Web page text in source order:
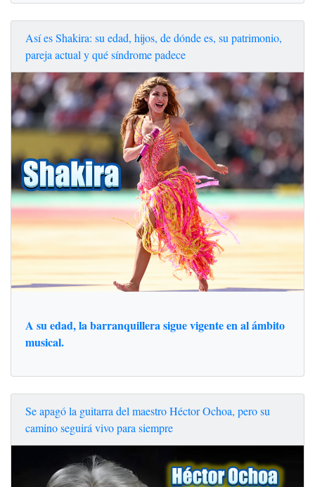
Así es Shakira: su edad, hijos, de dónde es, su patrimonio,
pareja actual y qué síndrome padece
A su edad, la barranquillera sigue vigente en al ámbito
musical.
Se apagó la guitarra del maestro Héctor Ochoa, pero su
camino seguirá vivo para siempre